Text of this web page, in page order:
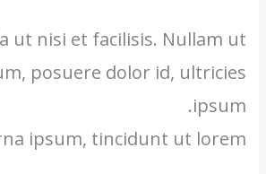
ut nisi et facilisis.
posuere dolor id,
urna ipsum, tincidunt ut